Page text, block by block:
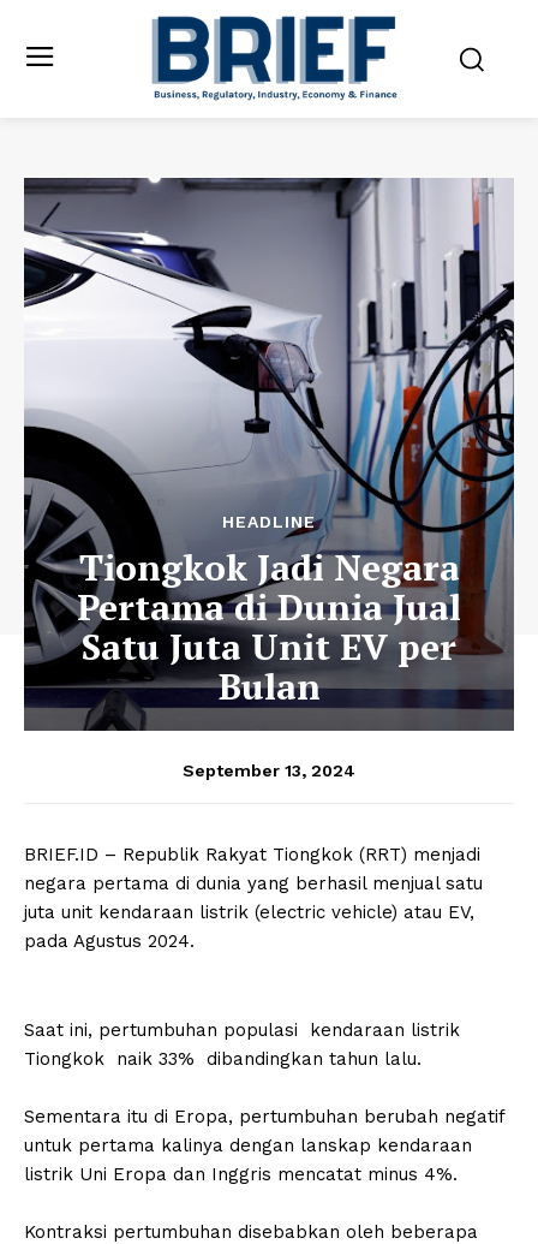
HEADLINE
Tiongkok Jadi Negara
Pertama di Dunia Jual
Satu Juta Unit EV per
Bulan
September 13, 2024
BRIEF.ID – Republik Rakyat Tiongkok (RRT) menjadi
negara pertama di dunia yang berhasil menjual satu
juta unit kendaraan listrik (electric vehicle) atau EV,
pada Agustus 2024.
Saat ini, pertumbuhan populasi kendaraan listrik
Tiongkok naik 33% dibandingkan tahun lalu.
Sementara itu di Eropa, pertumbuhan berubah negatif
untuk pertama kalinya dengan lanskap kendaraan
listrik Uni Eropa dan Inggris mencatat minus 4%.
Kontraksi pertumbuhan disebabkan oleh beberapa